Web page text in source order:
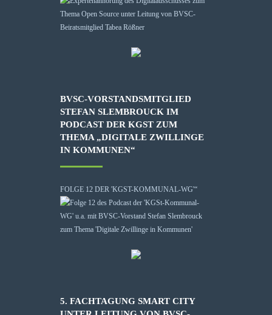
BVSC-VORSTANDSMITGLIED
STEFAN SLEMBROUCK IM
PODCAST DER KGST ZUM
THEMA „DIGITALE ZWILLINGE
IN KOMMUNEN“
FOLGE 12 DER 'KGST-KOMMUNAL-WG'“
5. FACHTAGUNG SMART CITY